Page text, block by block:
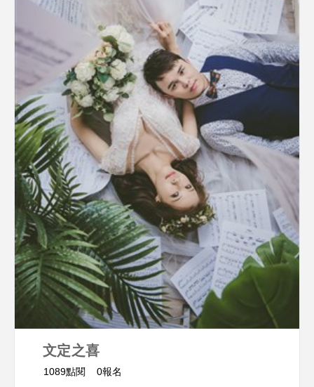
文定之喜
1089點閱 0報名